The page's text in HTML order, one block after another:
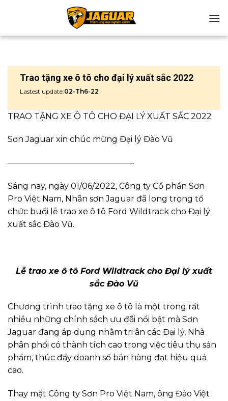
Trao tặng xe ô tô cho đại lý xuất sắc 2022
Lastest update:02-Th6-22
TRAO TẶNG XE Ô TÔ CHO ĐẠI LÝ XUẤT SẮC 2022
Sơn Jaguar xin chúc mừng Đại lý Đào Vũ
———————————————–
Sáng nay, ngày 01/06/2022, Công ty Cổ phần Sơn
Pro Việt Nam, Nhãn sơn Jaguar đã long trọng tổ
chức buổi lễ trao xe ô tô Ford Wildtrack cho Đại lý
xuất sắc Đào Vũ.
Lễ trao xe ô tô Ford Wildtrack cho Đại lý xuất
sắc Đào Vũ
Chương trình trao tặng xe ô tô là một trong rất
nhiều những chính sách ưu đãi nổi bật mà Sơn
Jaguar đang áp dụng nhằm tri ân các Đại lý, Nhà
phân phối có thành tích cao trong việc tiêu thụ sản
phẩm, thúc đẩy doanh số bán hàng đạt hiệu quả
cao.
Thay mặt Công ty Sơn Pro Việt Nam, ông Đào Việt